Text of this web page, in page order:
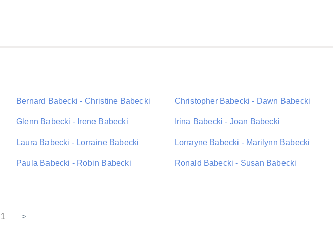
Bernard Babecki - Christine Babecki Christopher Babecki - Dawn Babecki
Glenn Babecki - Irene Babecki Irina Babecki - Joan Babecki
Laura Babecki - Lorraine Babecki Lorrayne Babecki - Marilynn Babecki
Paula Babecki - Robin Babecki Ronald Babecki - Susan Babecki
1 >